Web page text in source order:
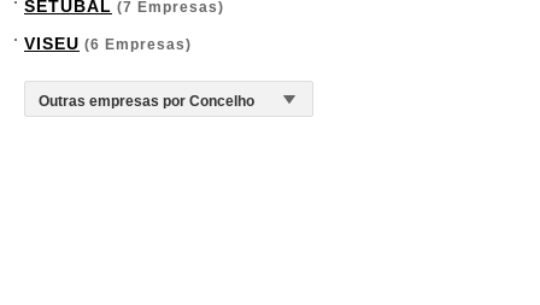
SETÚBAL (7 Empresas)
VISEU (6 Empresas)